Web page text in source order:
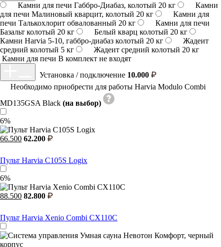
Камни для печи Габбро-Диабаз, колотый 20 кг
Камни
для печи Малиновый кварцит, колотый 20 кг
Камни для
печи Талькохлорит обвалованный 20 кг
Камни для печи
Базальт колотый 20 кг
Белый кварц колотый 20 кг
Камни Harvia 5-10, габбро-диабаз колотый 20 кг
Жадеит
средний колотый 5 кг
Жадеит средний колотый 20 кг
Камни для печи В комплект не входят
Установка / подключение 10.000
Необходимо приобрести для работы Harvia Modulo Combi
MD135GSA Black (на выбор)
6%
66.500 62.200
Пульт Harvia C105S Logix
6%
88.500 82.800
Пульт Harvia Xenio Combi CX110C